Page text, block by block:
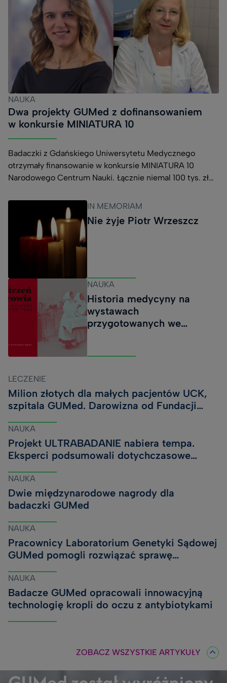
NAUKA
Dwa projekty GUMed z dofinansowaniem
w konkursie MINIATURA 10
Badaczki z Gdańskiego Uniwersytetu Medycznego
otrzymały finansowanie w konkursie MINIATURA 10
Narodowego Centrum Nauki. Łącznie niemal 100 tys. zł
opracowania nowych narzędzi badawczych oraz
poszukiwania skuteczniejszych metod leczenia
nowotworów. Dr Natalia Treder z Katedry i Zakładu
Chemii Farmaceutycznej uzyskała finansowanie w
wysokości 49 940 zł na realizację projektu Opracowanie
dynamiki zmian profilu lipidowego w procesie
indukowanej ferroptozy. Ferroptoza to zależna od żelaza
forma regulo
IN MEMORIAM
Nie żyje Piotr Wrzeszcz
NAUKA
Historia medycyny na
wystawach
przygotowanych we
LECZENIE
Milion złotych dla małych pacjentów UCK,
szpitala GUMed. Darowizna od Fundacji
NAUKA
Projekt ULTRABADANIE nabiera tempa.
Eksperci podsumowali dotychczasowe
NAUKA
Dwie międzynarodowe nagrody dla
badaczki GUMed
NAUKA
Pracownicy Laboratorium Genetyki Sądowej
GUMed pomogli rozwiązać sprawę
NAUKA
Badacze GUMed opracowali innowacyjną
technologię kropli do oczu z antybiotykami
ZOBACZ WSZYSTKIE ARTYKUŁY